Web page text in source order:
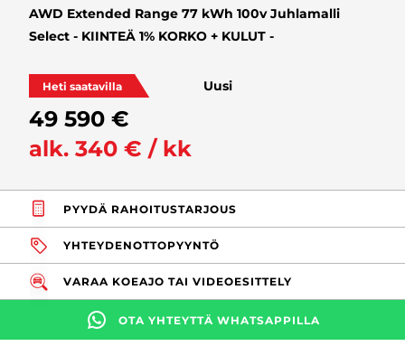
AWD Extended Range 77 kWh 100v Juhlamalli
Select - KIINTEÄ 1% KORKO + KULUT -
Heti saatavilla Uusi
49 590 €
alk. 340 € / kk
PYYDÄ RAHOITUSTARJOUS
YHTEYDENOTTOPYYNTÖ
VARAA KOEAJO TAI VIDEOESITTELY
OTA YHTEYTTÄ WHATSAPPILLA